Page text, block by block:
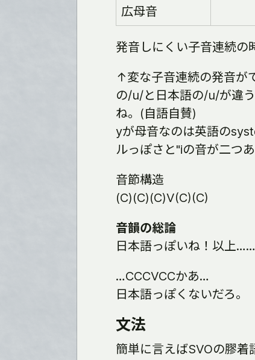
広母音
発音しにくい子音連続の
↑変な子音連続の発音が
の/u/と日本語の/u/が違
ね。(自語自賛)
yが母音なのは英語の
ルっぽさと"iの音が二つ
音節構造
(C)(C)(C)V(C)(C)
音韻の総論
日本語っぽいね！以上
…CCCVCCかあ…
日本語っぽくないだろ。
文法
簡単に言えばSVOの膠着